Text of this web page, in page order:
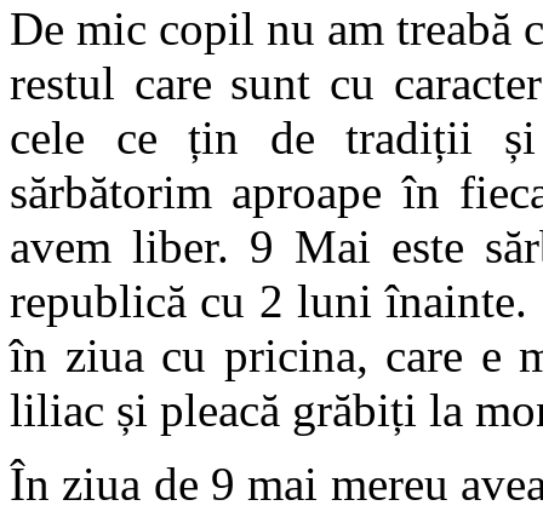
De mic copil nu am treabă
restul care sunt cu
cele ce țin de tradiții
sărbătorim aproape în
avem liber. 9 Mai este
republică cu 2 luni
în ziua cu pricina, care e
liliac și pleacă grăbiți la
În ziua de 9 mai mereu